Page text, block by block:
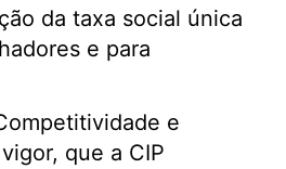
da taxa social única
e para
e
que a CIP